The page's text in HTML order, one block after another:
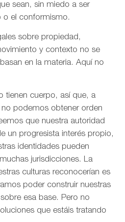
sean, sin miedo a ser
o el conformismo.
sobre propiedad,
y contexto no se
en la materia. Aquí no
tienen cuerpo, así que, a
podemos obtener orden
que nuestra autoridad
un progresista interés propio,
identidades pueden
jurisdicciones. La
culturas reconocerían es
poder construir nuestras
esa base. Pero no
que estáis tratando